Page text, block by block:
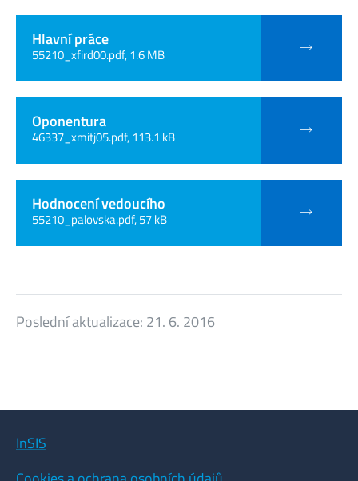
Hlavní práce
55210_xfird00.pdf, 1.6 MB
Oponentura
46337_xmitj05.pdf, 113.1 kB
Hodnocení vedoucího
55210_palovska.pdf, 57 kB
Poslední aktualizace: 21. 6. 2016
InSIS